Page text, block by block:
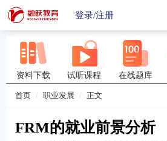
登录/注册
资料下载 试听课程 在线题库
首页 职业发展 正文
FRM的就业前景分析